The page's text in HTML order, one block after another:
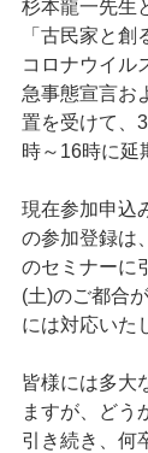
杉本龍一先生
「古民家と
コロナウイル
急事態宣言お
置を受けて、
時～16時に延
現在参加申込
の参加登録は
のセミナーに
(土)のご都合
には対応いた
皆様には多大
ますが、どう
引き続き、何